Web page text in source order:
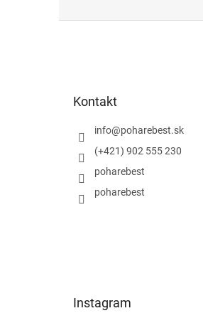
Kontakt
info@poharebest.sk
(+421) 902 555 230
poharebest
poharebest
Instagram